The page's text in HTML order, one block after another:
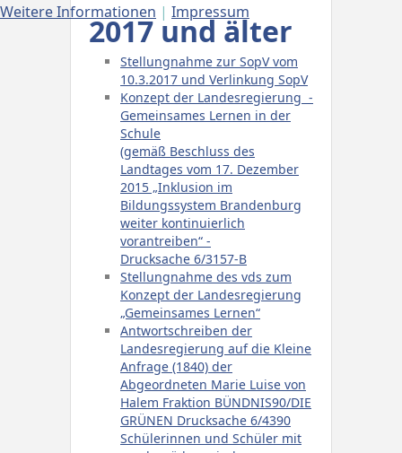
2017 und älter
Stellungnahme zur SopV vom
10.3.2017 und Verlinkung SopV
Konzept der Landesregierung -
Gemeinsames Lernen in der
Schule
(gemäß Beschluss des
Landtages vom 17. Dezember
2015 „Inklusion im
Bildungssystem Brandenburg
weiter kontinuierlich
vorantreiben“ -
Drucksache 6/3157-B
Stellungnahme des vds zum
Konzept der Landesregierung
„Gemeinsames Lernen“
Antwortschreiben der
Landesregierung auf die Kleine
Anfrage (1840) der
Abgeordneten Marie Luise von
Halem Fraktion BÜNDNIS90/DIE
GRÜNEN Drucksache 6/4390
Schülerinnen und Schüler mit
Weitere Informationen | Impressum